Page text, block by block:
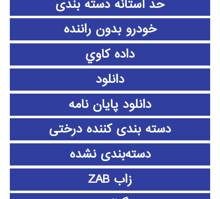
حد آستانه دسته بندی
خودرو بدون راننده
داده كاوي
دانلود
دانلود پايان نامه
دسته بندی کننده درختی
دسته‌بندی نشده
زاب ZAB